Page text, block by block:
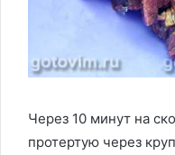
Через 10 минут на
протертую через